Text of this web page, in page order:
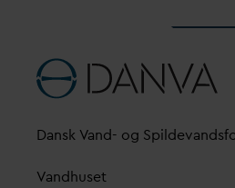
Dansk Vand- og Spildev
Vandhuset